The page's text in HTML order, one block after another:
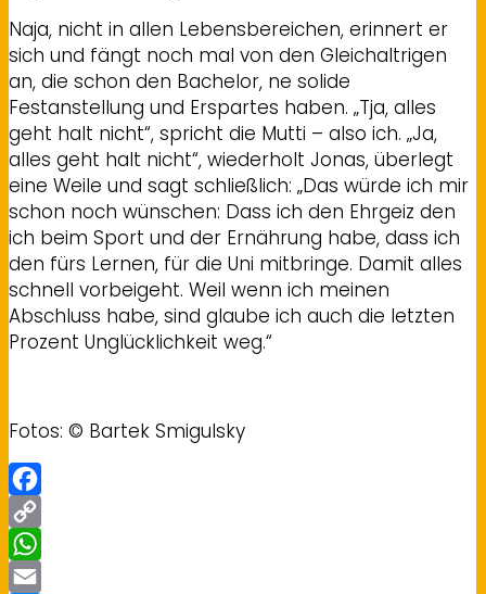
Naja, nicht in allen Lebensbereichen, erinnert er
sich und fängt noch mal von den Gleichaltrigen
an, die schon den Bachelor, ne solide
Festanstellung und Erspartes haben. „Tja, alles
geht halt nicht“, spricht die Mutti – also ich. „Ja,
alles geht halt nicht“, wiederholt Jonas, überlegt
eine Weile und sagt schließlich: „Das würde ich mir
schon noch wünschen: Dass ich den Ehrgeiz den
ich beim Sport und der Ernährung habe, dass ich
den fürs Lernen, für die Uni mitbringe. Damit alles
schnell vorbeigeht. Weil wenn ich meinen
Abschluss habe, sind glaube ich auch die letzten
Prozent Unglücklichkeit weg.“
Fotos: © Bartek Smigulsky
Facebook
Copy
Link
WhatsApp